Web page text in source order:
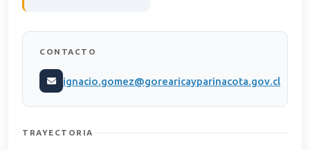
CONTACTO
ignacio.gomez@gorearicayparinacota.gov.cl
TRAYECTORIA